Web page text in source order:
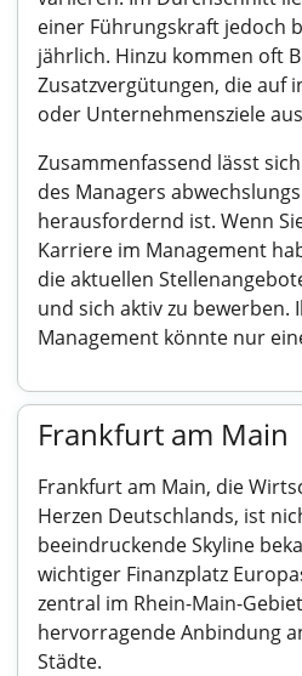
einer Führungskraft jedoch
jährlich. Hinzu kommen oft
Zusatzvergütungen, die auf
oder Unternehmensziele
Zusammenfassend lässt
des Managers
herausfordernd ist. Wenn
Karriere im Management
die aktuellen
und sich aktiv zu bewerben.
Management könnte nur
Frankfurt am Main
Frankfurt am Main, die
Herzen Deutschlands, ist
beeindruckende Skyline
wichtiger Finanzplatz
zentral im Rhein-Main-
hervorragende Anbindung
Städte.